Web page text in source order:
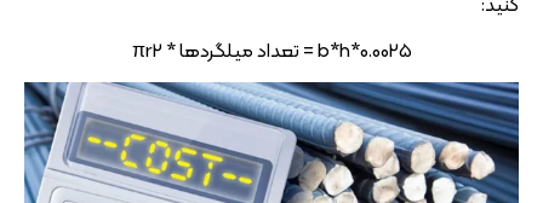
b*h*0.0025 = تعداد میلگرد‌ها * πr2